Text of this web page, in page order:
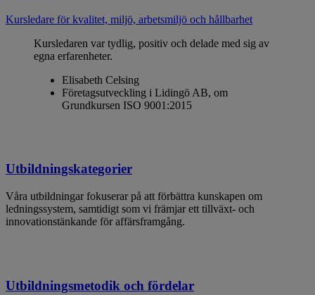
Kursledare för kvalitet, miljö, arbetsmiljö och hållbarhet
Kursledaren var tydlig, positiv och delade med sig av
egna erfarenheter.
Elisabeth Celsing
Företagsutveckling i Lidingö AB, om
Grundkursen ISO 9001:2015
Utbildningskategorier
Våra utbildningar fokuserar på att förbättra kunskapen om
ledningssystem, samtidigt som vi främjar ett tillväxt- och
innovationstänkande för affärsframgång.
Utbildningsmetodik och fördelar